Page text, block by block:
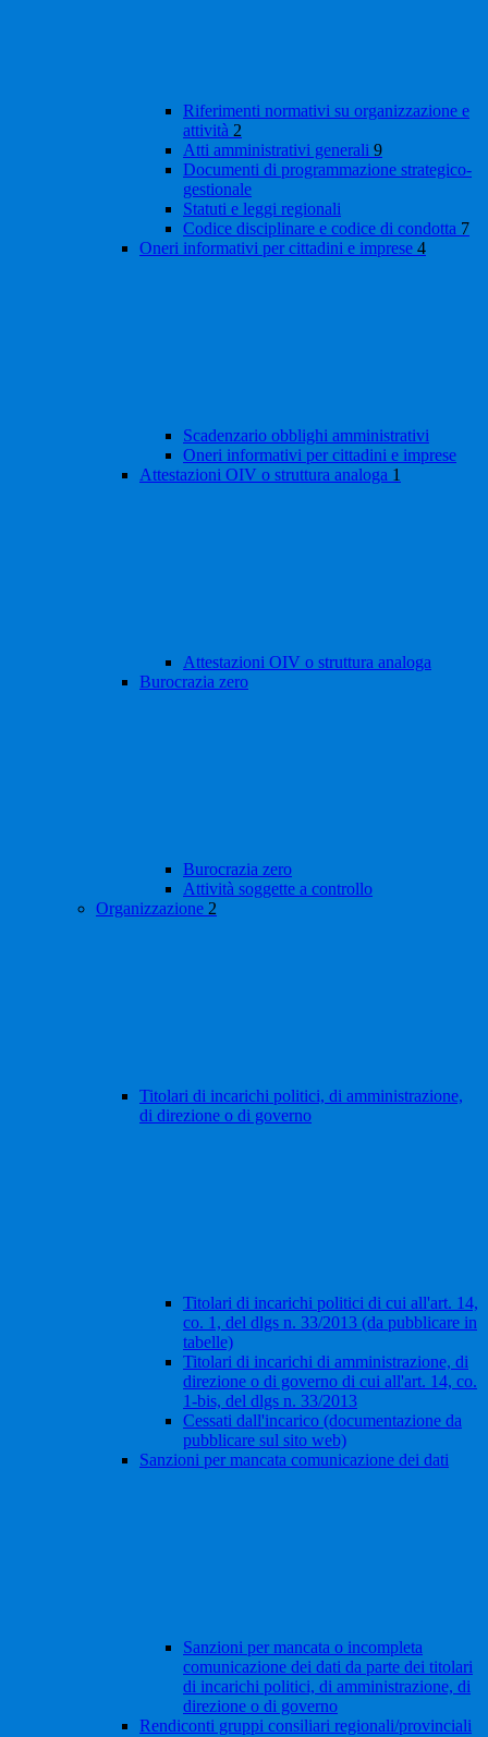
Riferimenti normativi su organizzazione e
attività 2
Atti amministrativi generali 9
Documenti di programmazione strategico-
gestionale
Statuti e leggi regionali
Codice disciplinare e codice di condotta 7
Oneri informativi per cittadini e imprese 4
Scadenzario obblighi amministrativi
Oneri informativi per cittadini e imprese
Attestazioni OIV o struttura analoga 1
Attestazioni OIV o struttura analoga
Burocrazia zero
Burocrazia zero
Attività soggette a controllo
Organizzazione 2
Titolari di incarichi politici, di amministrazione,
di direzione o di governo
Titolari di incarichi politici di cui all'art. 14,
co. 1, del dlgs n. 33/2013 (da pubblicare in
tabelle)
Titolari di incarichi di amministrazione, di
direzione o di governo di cui all'art. 14, co.
1-bis, del dlgs n. 33/2013
Cessati dall'incarico (documentazione da
pubblicare sul sito web)
Sanzioni per mancata comunicazione dei dati
Sanzioni per mancata o incompleta
comunicazione dei dati da parte dei titolari
di incarichi politici, di amministrazione, di
direzione o di governo
Rendiconti gruppi consiliari regionali/provinciali